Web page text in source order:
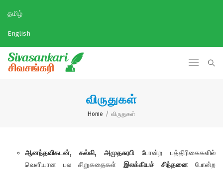
தமிழ்
English
விருதுகள்
Home / விருதுகள்
ஆனந்தவிகடன், கல்கி, அமுதசுரபிபோன்ற பத்திரிகைகளில்
வெளியான பல சிறுகதைகள் இலக்கியச் சிந்தனைபோன்ற